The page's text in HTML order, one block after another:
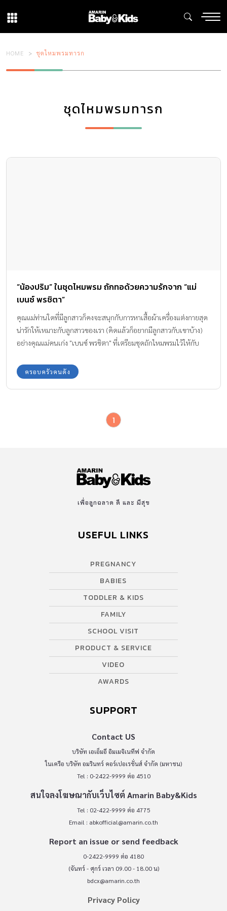
HOME ชุดไหมพรมทารก
ชุดไหมพรมทารก
“น้องปริม” ในชุดไหมพรม ถักทอด้วยความรักจาก “แม่
เบนซ์ พรชิตา”
คุณแม่ท่านใดที่มีลูกสาวก็คงจะสนุกกับการหาเสื้อผ้าเครื่องแต่งกายสุด
น่ารักให้เหมาะกับลูกสาวของเรา (คิดแล้วก็อยากมีลูกสาวกับเขาบ้าง)
อย่างคุณแม่คนเก่ง "เบนซ์ พรชิตา" ที่เตรียมชุดถักไหมพรมไว้ให้กับ
ครอบครัวคนดัง
1
เพื่อลูกฉลาด ดี และ มีสุข
USEFUL LINKS
PREGNANCY
BABIES
TODDLER & KIDS
FAMILY
SCHOOL VISIT
PRODUCT & SERVICE
VIDEO
AWARDS
SUPPORT
Contact US
บริษัท เอเอ็มอี อิมเมจิเนทีฟ จำกัด
ในเครือ บริษัท อมรินทร์ คอร์เปอเรชั่นส์ จำกัด (มหาชน)
Tel : 0-2422-9999 ต่อ 4510
สนใจลงโฆษณากับเว็บไซต์ Amarin Baby&Kids
Tel : 02-422-9999 ต่อ 4775
Email : abkofficial@amarin.co.th
Report an issue or send feedback
0-2422-9999 ต่อ 4180
(จันทร์ - ศุกร์ เวลา 09.00 - 18.00 น)
bdcx@amarin.co.th
Privacy Policy